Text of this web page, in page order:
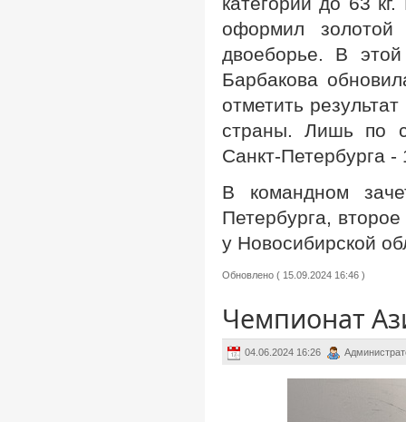
оформил
двоеборье. В
Барбакова
отметить
страны. Лишь по
Санкт-Петербурга
В командном
Петербурга,
у Новосибирской
Обновлено ( 15.09.2024 16:46 )
Чемпионат
04.06.2024 16:26